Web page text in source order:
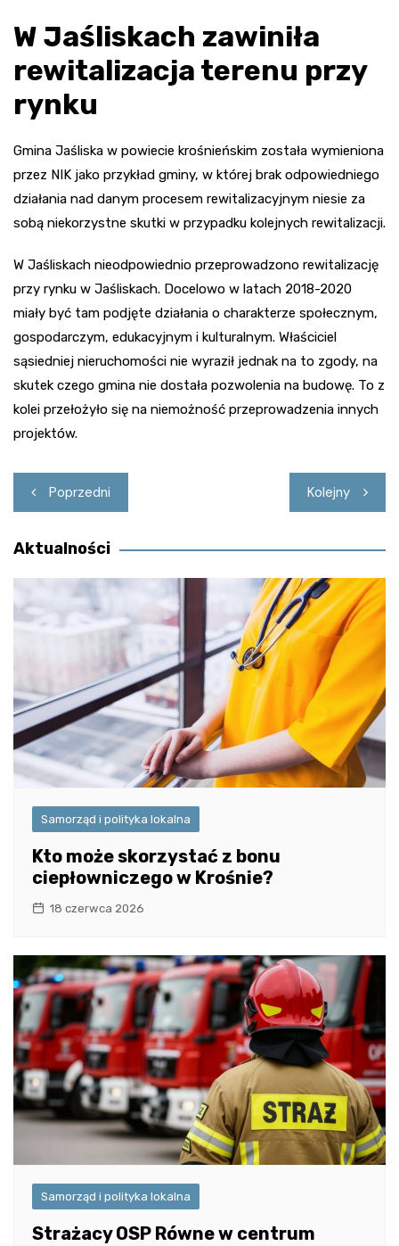
W Jaśliskach zawiniła
rewitalizacja terenu przy
rynku
Gmina Jaśliska w powiecie krośnieńskim została wymieniona
przez NIK jako przykład gminy, w której brak odpowiedniego
działania nad danym procesem rewitalizacyjnym niesie za
sobą niekorzystne skutki w przypadku kolejnych rewitalizacji.
W Jaśliskach nieodpowiednio przeprowadzono rewitalizację
przy rynku w Jaśliskach. Docelowo w latach 2018-2020
miały być tam podjęte działania o charakterze społecznym,
gospodarczym, edukacyjnym i kulturalnym. Właściciel
sąsiedniej nieruchomości nie wyraził jednak na to zgody, na
skutek czego gmina nie dostała pozwolenia na budowę. To z
kolei przełożyło się na niemożność przeprowadzenia innych
projektów.
Nawigacja
wpisu
Poprzedni Kolejny
Aktualności
Samorząd i polityka lokalna
Kto może skorzystać z bonu
ciepłowniczego w Krośnie?
18 czerwca 2026
Samorząd i polityka lokalna
Strażacy OSP Równe w centrum